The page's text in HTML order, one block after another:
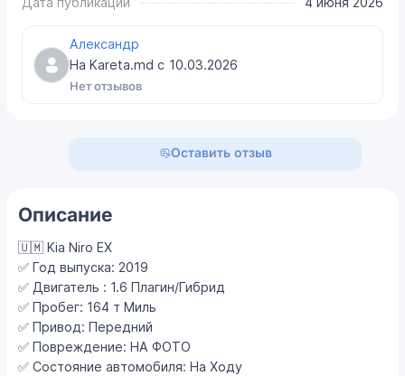
Александр
На Kareta.md с 10.03.2026
Нет отзывов
Оставить отзыв
Описание
🇺🇲 Kia Niro EX
✅️ Год выпуска: 2019
✅️ Двигатель : 1.6 Плагин/Гибрид
✅️ Пробег: 164 т Миль
✅️ Привод: Передний
✅️ Повреждение: НА ФОТО
✅️ Состояние автомобиля: На Ходу